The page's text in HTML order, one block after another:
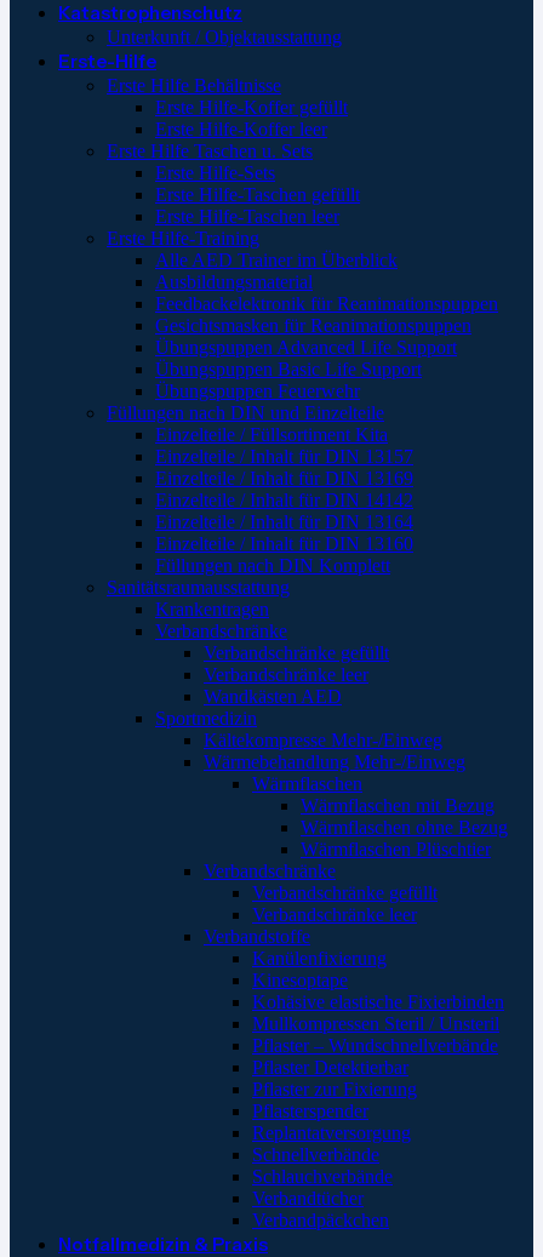
Katastrophenschutz
Unterkunft / Objektausstattung
Erste-Hilfe
Erste Hilfe Behältnisse
Erste Hilfe-Koffer gefüllt
Erste Hilfe-Koffer leer
Erste Hilfe Taschen u. Sets
Erste Hilfe-Sets
Erste Hilfe-Taschen gefüllt
Erste Hilfe-Taschen leer
Erste Hilfe-Training
Alle AED Trainer im Überblick
Ausbildungsmaterial
Feedbackelektronik für Reanimationspuppen
Gesichtsmasken für Reanimationspuppen
Übungspuppen Advanced Life Support
Übungspuppen Basic Life Support
Übungspuppen Feuerwehr
Füllungen nach DIN und Einzelteile
Einzelteile / Füllsortiment Kita
Einzelteile / Inhalt für DIN 13157
Einzelteile / Inhalt für DIN 13169
Einzelteile / Inhalt für DIN 14142
Einzelteile / Inhalt für DIN 13164
Einzelteile / Inhalt für DIN 13160
Füllungen nach DIN Komplett
Sanitätsraumausstattung
Krankentragen
Verbandschränke
Verbandschränke gefüllt
Verbandschränke leer
Wandkästen AED
Sportmedizin
Kältekompresse Mehr-/Einweg
Wärmebehandlung Mehr-/Einweg
Wärmflaschen
Wärmflaschen mit Bezug
Wärmflaschen ohne Bezug
Wärmflaschen Plüschtier
Verbandschränke
Verbandschränke gefüllt
Verbandschränke leer
Verbandstoffe
Kanülenfixierung
Kinesoptape
Kohäsive elastische Fixierbinden
Mullkompressen Steril / Unsteril
Pflaster – Wundschnellverbände
Pflaster Detektierbar
Pflaster zur Fixierung
Pflasterspender
Replantatversorgung
Schnellverbände
Schlauchverbände
Verbandtücher
Verbandpäckchen
Notfallmedizin & Praxis